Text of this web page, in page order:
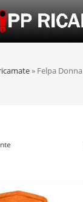
con
» Felpa